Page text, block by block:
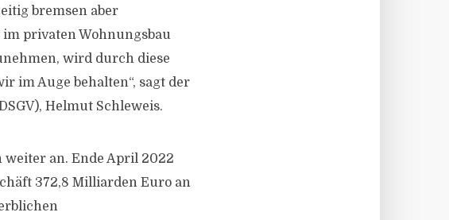
bremsen aber
privaten Wohnungsbau
wird durch diese
im Auge behalten“, sagt der
Helmut Schleweis.
weiter an. Ende April 2022
372,8 Milliarden Euro an